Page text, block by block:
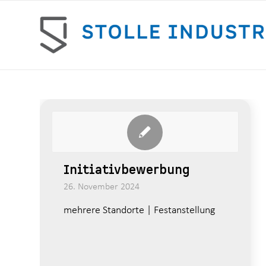
Initiativbewerbung
26. November 2024
mehrere Standorte | Festanstellung